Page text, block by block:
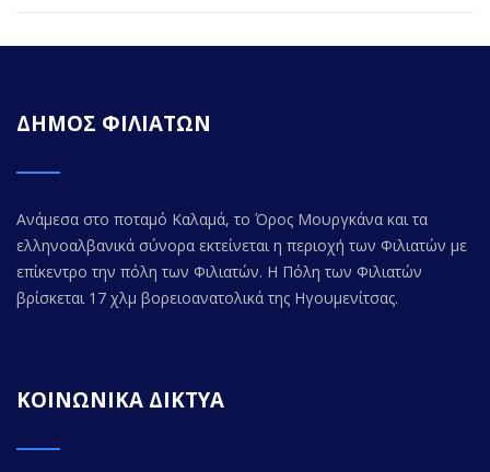
ΔΗΜΟΣ ΦΙΛΙΑΤΩΝ
Ανάμεσα στο ποταμό Καλαμά, το Όρος Μουργκάνα και τα
ελληνοαλβανικά σύνορα εκτείνεται η περιοχή των Φιλιατών με
επίκεντρο την πόλη των Φιλιατών. Η Πόλη των Φιλιατών
βρίσκεται 17 χλμ βορειοανατολικά της Ηγουμενίτσας.
ΚΟΙΝΩΝΙΚΑ ΔΙΚΤΥΑ